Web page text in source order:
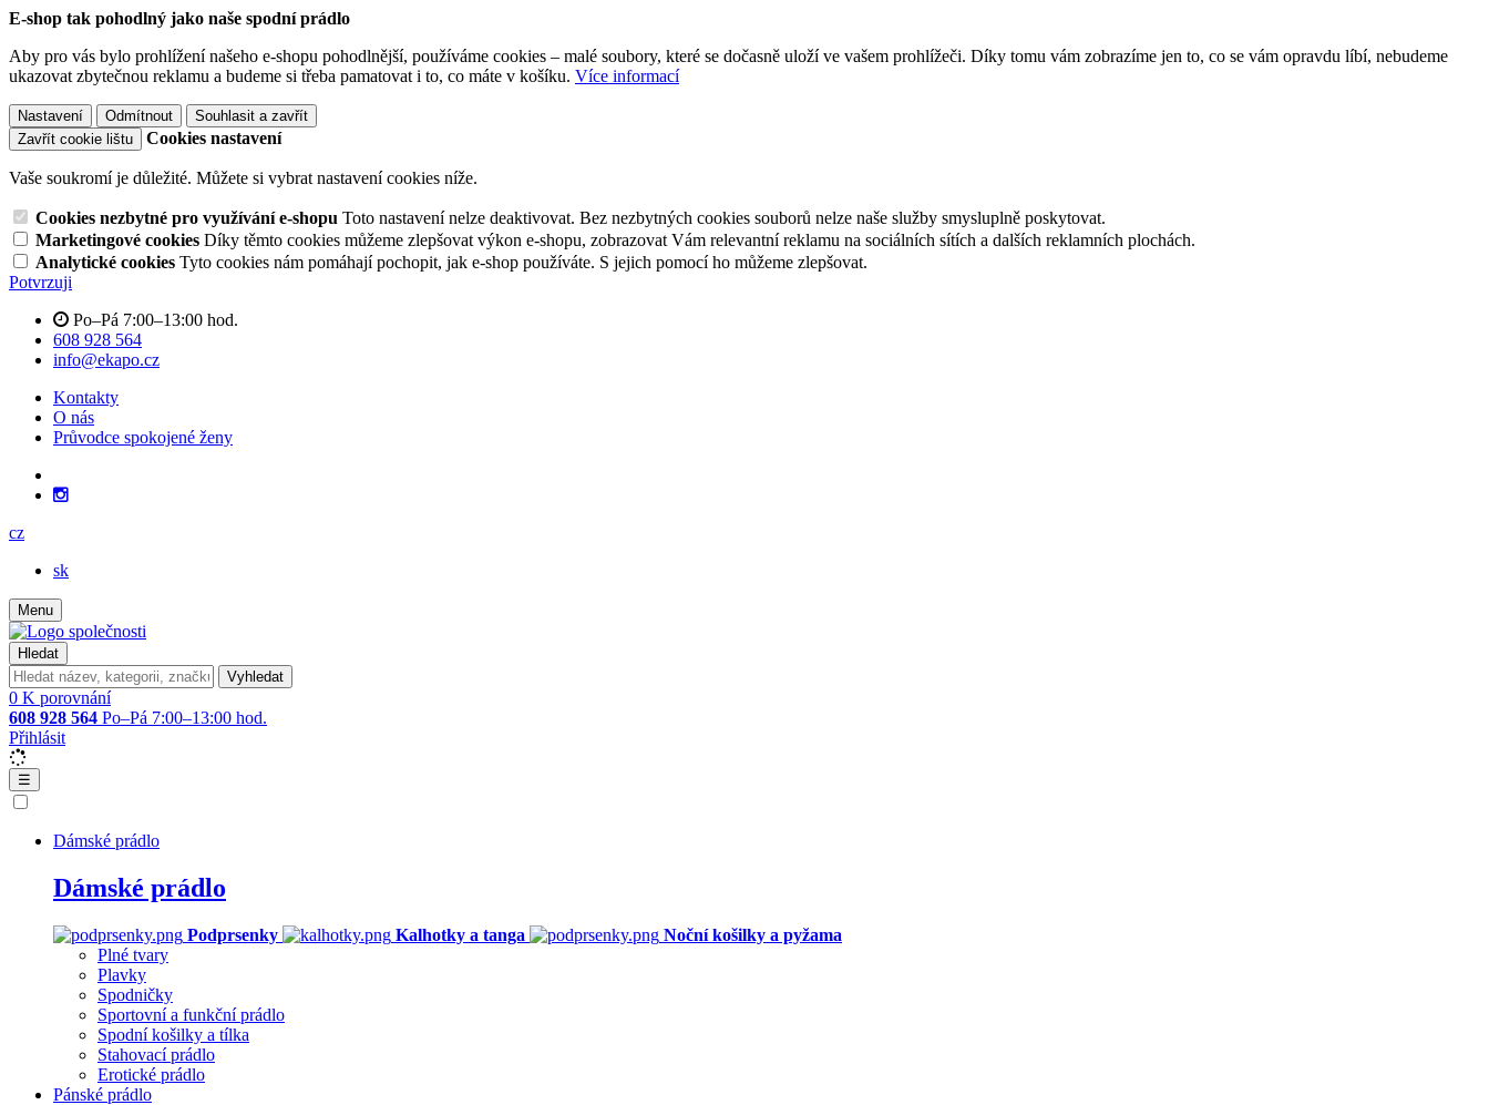
E-shop tak pohodlný jako naše spodní prádlo
Aby pro vás bylo prohlížení našeho e-shopu pohodlnější, používáme cookies – malé soubory, které se dočasně uloží ve vašem prohlížeči. Díky tomu vám zobrazíme jen to, co se vám opravdu líbí, nebudeme
ukazovat zbytečnou reklamu a budeme si třeba pamatovat i to, co máte v košíku. Více informací
Nastavení Odmítnout
Souhlasit a zavřít
Zavřít cookie lištu
Cookies nastavení
Vaše soukromí je důležité. Můžete si vybrat nastavení cookies níže.
Cookies nezbytné pro využívání e-shopu Toto nastavení nelze deaktivovat. Bez nezbytných cookies souborů nelze naše služby smysluplně poskytovat.
Marketingové cookies Díky těmto cookies můžeme zlepšovat výkon e-shopu, zobrazovat Vám relevantní reklamu na sociálních sítích a dalších reklamních plochách.
Analytické cookies Tyto cookies nám pomáhají pochopit, jak e-shop používáte. S jejich pomocí ho můžeme zlepšovat.
Potvrzuji
Po–Pá 7:00–13:00 hod.
608 928 564
info@ekapo.cz
Kontakty
O nás
Průvodce spokojené ženy
cz
sk
Menu
Hledat
Vyhledat
0 K porovnání
608 928 564 Po–Pá 7:00–13:00 hod.
Přihlásit
☰
Dámské prádlo
Dámské prádlo
Podprsenky Kalhotky a tanga
Noční košilky a pyžama
Plné tvary
Plavky
Spodničky
Sportovní a funkční prádlo
Spodní košilky a tílka
Stahovací prádlo
Erotické prádlo
Pánské prádlo